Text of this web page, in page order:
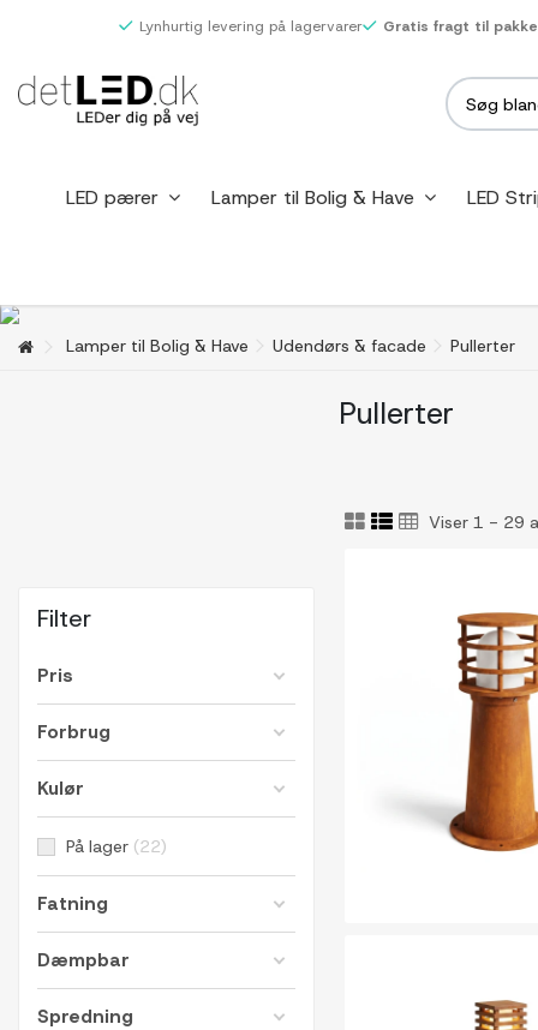
Lynhurtig levering på lagervarer Gratis fragt til
LED pærer Lamper til Bolig & Have LED
Lamper til Bolig & Have Udendørs & facade Pullerter
Pullerter
Viser 1 - 29
Filter
Pris
Forbrug
Kulør
På lager 22
Fatning
Dæmpbar
Spredning